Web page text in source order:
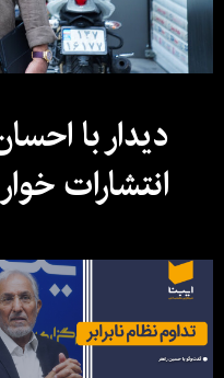
دیدار با
انتشارات